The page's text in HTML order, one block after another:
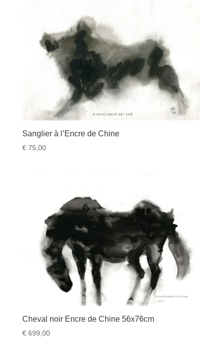
récent
au
ancien
Sanglier à l’Encre de Chine
€75,00
Cheval noir Encre de Chine 56x76cm
€699,00